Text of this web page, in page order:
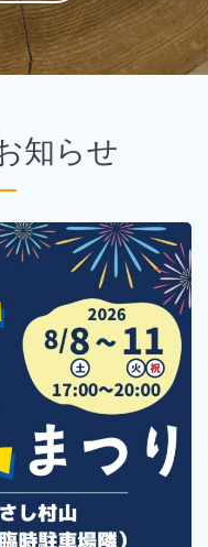
知らせ